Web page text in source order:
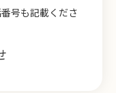
号も記載くださ